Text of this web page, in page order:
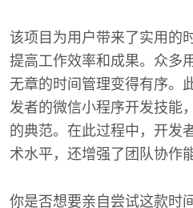
该项目为用户带来了实用的
提高工作效率和成果。众多
无章的时间管理变得有序。
发者的微信小程序开发技能
的典范。在此过程中，开发
术水平，还增强了团队协作
你是否想要亲自尝试这款时